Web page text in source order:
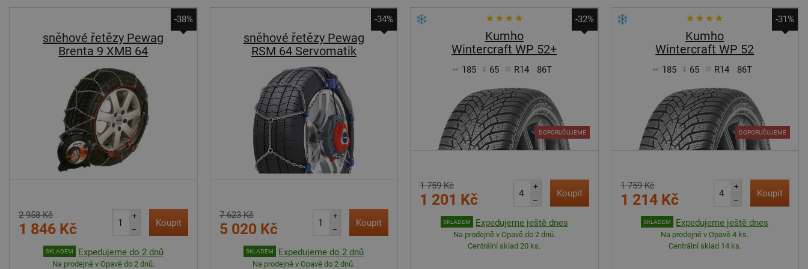
-38%
sněhové řetězy Pewag
Brenta 9 XMB 64
2 958 Kč
1 846 Kč
+
–
Koupit
SKLADEM Expedujeme do 2 dnů
Na prodejně v Opavě do 2 dnů.
-34%
sněhové řetězy Pewag
RSM 64 Servomatik
7 623 Kč
5 020 Kč
+
–
Koupit
SKLADEM Expedujeme do 2 dnů
Na prodejně v Opavě do 2 dnů.
-32%
Kumho
Wintercraft WP 52+
185 65 R14 86T
DOPORUČUJEME
1 759 Kč
1 201 Kč
+
–
Koupit
SKLADEM Expedujeme ještě dnes
Na prodejně v Opavě do 2 dnů.
Centrální sklad 20 ks.
-31%
Kumho
Wintercraft WP 52
185 65 R14 86T
DOPORUČUJEME
1 759 Kč
1 214 Kč
+
–
Koupit
SKLADEM Expedujeme ještě dnes
Na prodejně v Opavě 4 ks.
Centrální sklad 14 ks.